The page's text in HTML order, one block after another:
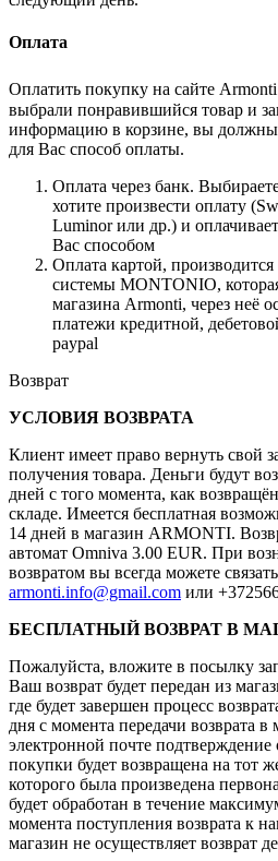
Оплата
Оплатить покупку на сайте
выбрали понравившийся товар и
информацию в корзине, вы должны
для Вас способ оплаты.
Оплата через банк.
хотите произвести оплату
Luminor или др.) и
Вас способом
Оплата картой,
системы MONTONIO,
магазина Armonti, через неё
платежи кредитной,
paypal
Возврат
УСЛОВИЯ ВОЗВРАТА
Клиент имеет право вернуть свой
получения товара. Деньги будут
дней с того момента, как
складе. Имеется бесплатная
14 дней в магазин ARMONTI.
автомат Omniva 3.00 EUR. При
возвратом вы всегда можете
armonti.info@gmail.com или
БЕСПЛАТНЫЙ ВОЗВРАТ В
Пожалуйста, вложите в посылку
Ваш возврат будет передан из
где будет завершен процесс
дня с момента передачи возврата
электронной почте подтверждение
покупки будет возвращена на тот
которого была произведена
будет обработан в течение
момента поступления возврата к
магазин не осуществляет возврат